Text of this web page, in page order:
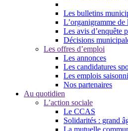
Les bulletins
L’organigramme de
Les avis d’enquête
Décisions
Les offres d’emploi
Les annonces
Les candidatures
Les emplois
Nos partenaires
Au quotidien
L’action sociale
Le CCAS
Solidarités : grand
La mutuelle